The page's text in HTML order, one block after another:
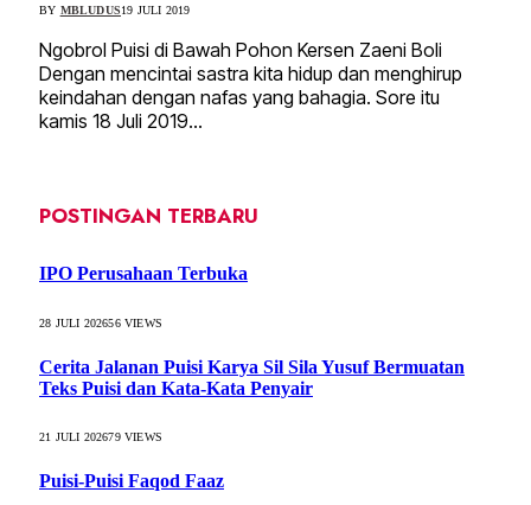
BY MBLUDUS19 JULI 2019
Ngobrol Puisi di Bawah Pohon Kersen Zaeni Boli
Dengan mencintai sastra kita hidup dan menghirup
keindahan dengan nafas yang bahagia. Sore itu
kamis 18 Juli 2019…
POSTINGAN TERBARU
IPO Perusahaan Terbuka
28 JULI 202656VIEWS
Cerita Jalanan Puisi Karya Sil Sila Yusuf Bermuatan
Teks Puisi dan Kata-Kata Penyair
21 JULI 202679VIEWS
Puisi-Puisi Faqod Faaz